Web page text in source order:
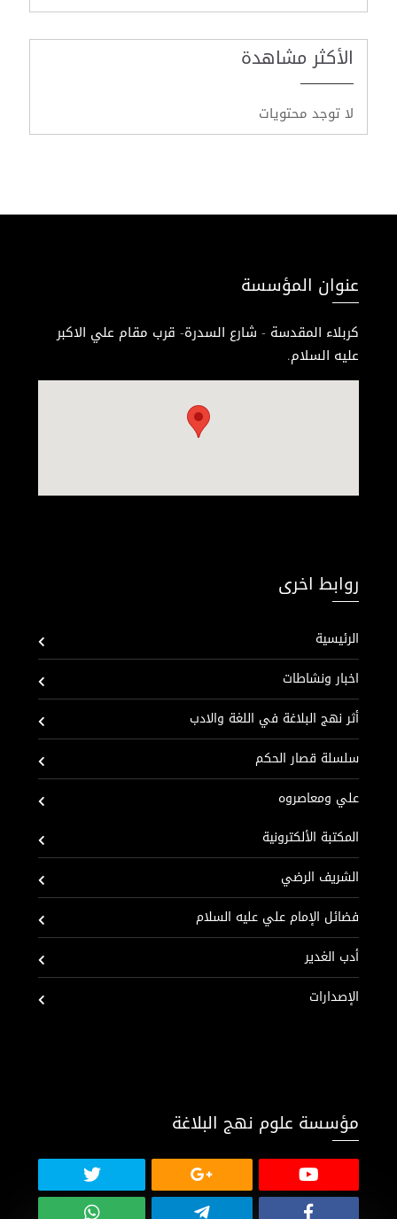
الأكثر مشاهدة
لا توجد محتويات
عنوان المؤسسة
كربلاء المقدسة - شارع السدرة- قرب مقام علي الاكبر
عليه السلام.
روابط اخرى
الرئيسية
اخبار ونشاطات
أثر نهج البلاغة في اللغة والادب
سلسلة قصار الحكم
علي ومعاصروه
المكتبة الألكترونية
الشريف الرضي
فضائل الإمام علي عليه السلام
أدب الغدير
الإصدارات
مؤسسة علوم نهج البلاغة